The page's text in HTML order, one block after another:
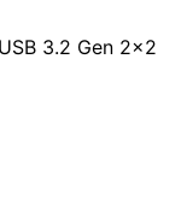
3.2 Gen 2x2